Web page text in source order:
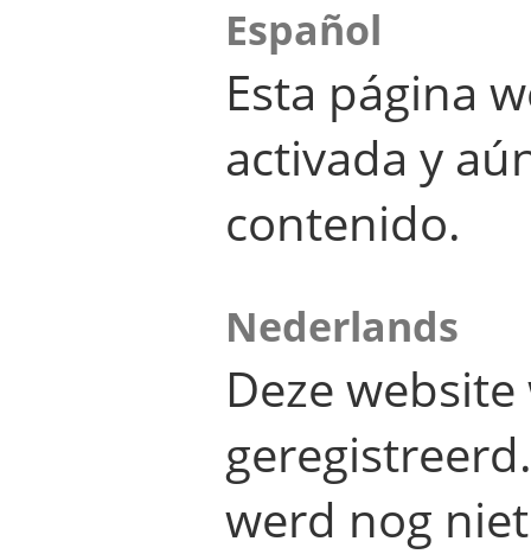
Español
Esta página
activada y
contenido.
Nederlands
Deze
werd nog